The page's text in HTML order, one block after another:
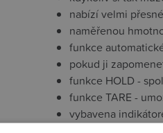
nabízí velmi
naměřenou
funkce
pokud ji
funkce HOLD -
funkce TARE -
vybavena